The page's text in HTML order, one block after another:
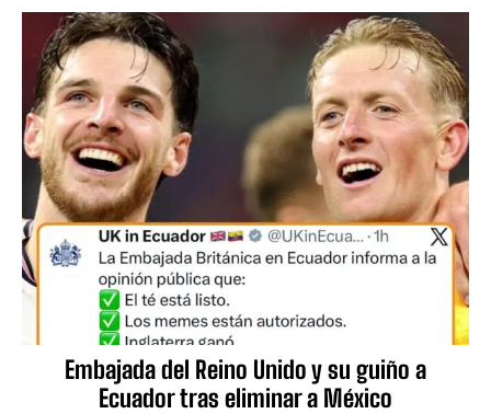
Embajada del Reino Unido y su guiño a
Ecuador tras eliminar a México